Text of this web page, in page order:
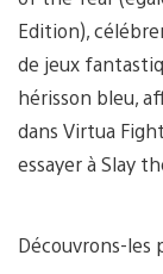
Edition),
de jeux
hérisson bleu,
dans Virtua
essayer à Slay
Découvrons-les